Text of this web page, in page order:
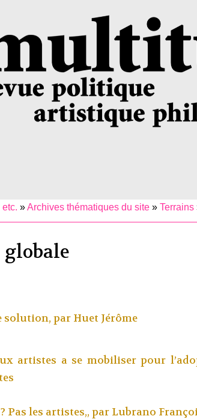
»Archives thématiques du site »Terrains
globale
solution, par Huet Jérôme
artistes a se mobiliser pour
Pas les artistes,, par Lubrano